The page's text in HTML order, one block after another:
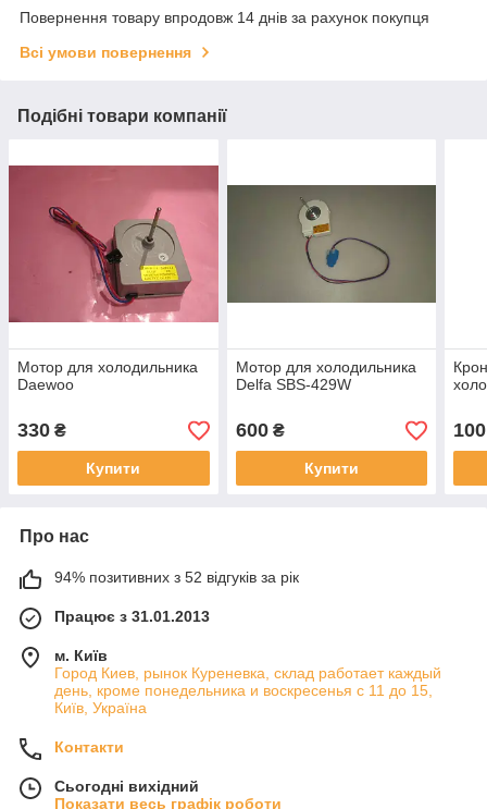
Повернення товару впродовж 14 днів за рахунок покупця
Всі умови повернення
Подібні товари компанії
Мотор для холодильника
Daewoo
330 ₴
Купити
Мотор для холодильника
Delfa SBS-429W
600₴
Купити
100
Про нас
94% позитивних з 52 відгуків за рік
Працює з 31.01.2013
м. Київ
Город Киев, рынок Куреневка, склад работает каждый
день, кроме понедельника и воскресенья с 11 до 15,
Київ, Україна
Контакти
Сьогодні вихідний
Показати весь графік роботи